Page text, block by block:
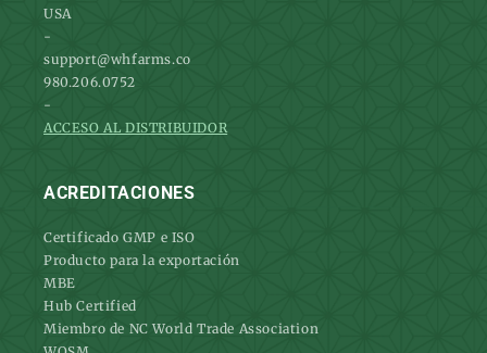
USA
-
support@whfarms.co
980.206.0752
-
ACCESO AL DISTRIBUIDOR
ACREDITACIONES
Certificado GMP e ISO
Producto para la exportación
MBE
Hub Certified
Miembro de NC World Trade Association